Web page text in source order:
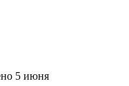
5 июня